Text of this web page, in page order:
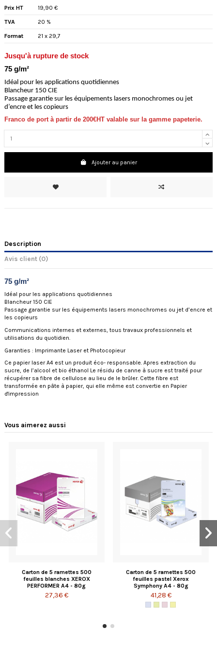
Prix HT 19,90 €
TVA 20 %
Format 21 x 29,7
Jusqu'à rupture de stock
75 g/m²
Idéal pour les applications quotidiennes
Blancheur 150 CIE
Passage garantie sur les équipements lasers monochromes ou jet
d’encre et les copieurs
Franco de port à partir de 200€HT valable sur la gamme papeterie.
Ajouter au panier
Description
Avis client (0)
75 g/m²
Idéal pour les applications quotidiennes
Blancheur 150 CIE
Passage garantie sur les équipements lasers monochromes ou jet d’encre et
les copieurs
Communications internes et externes, tous travaux professionnels et
utilisations du quotidien.
Garanties : Imprimante Laser et Photocopieur
Ce papier laser A4 est un produit éco- responsable. Apres extraction du
sucre, de l’alcool et bio éthanol Le résidu de canne à sucre est traité pour
récupérer sa fibre de cellulose au lieu de le brûler. Cette fibre est
transformée en pâte à papier, qui elle même est convertie en Papier
d'impression
Vous aimerez aussi
Carton de 5 ramettes 500
feuilles blanches XEROX
PERFORMER A4 - 80g
27,36 €
Carton de 5 ramettes 500
feuilles pastel Xerox
Symphony A4 - 80g
41,28 €